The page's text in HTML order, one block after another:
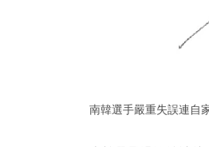
南韓選手嚴重失誤連自